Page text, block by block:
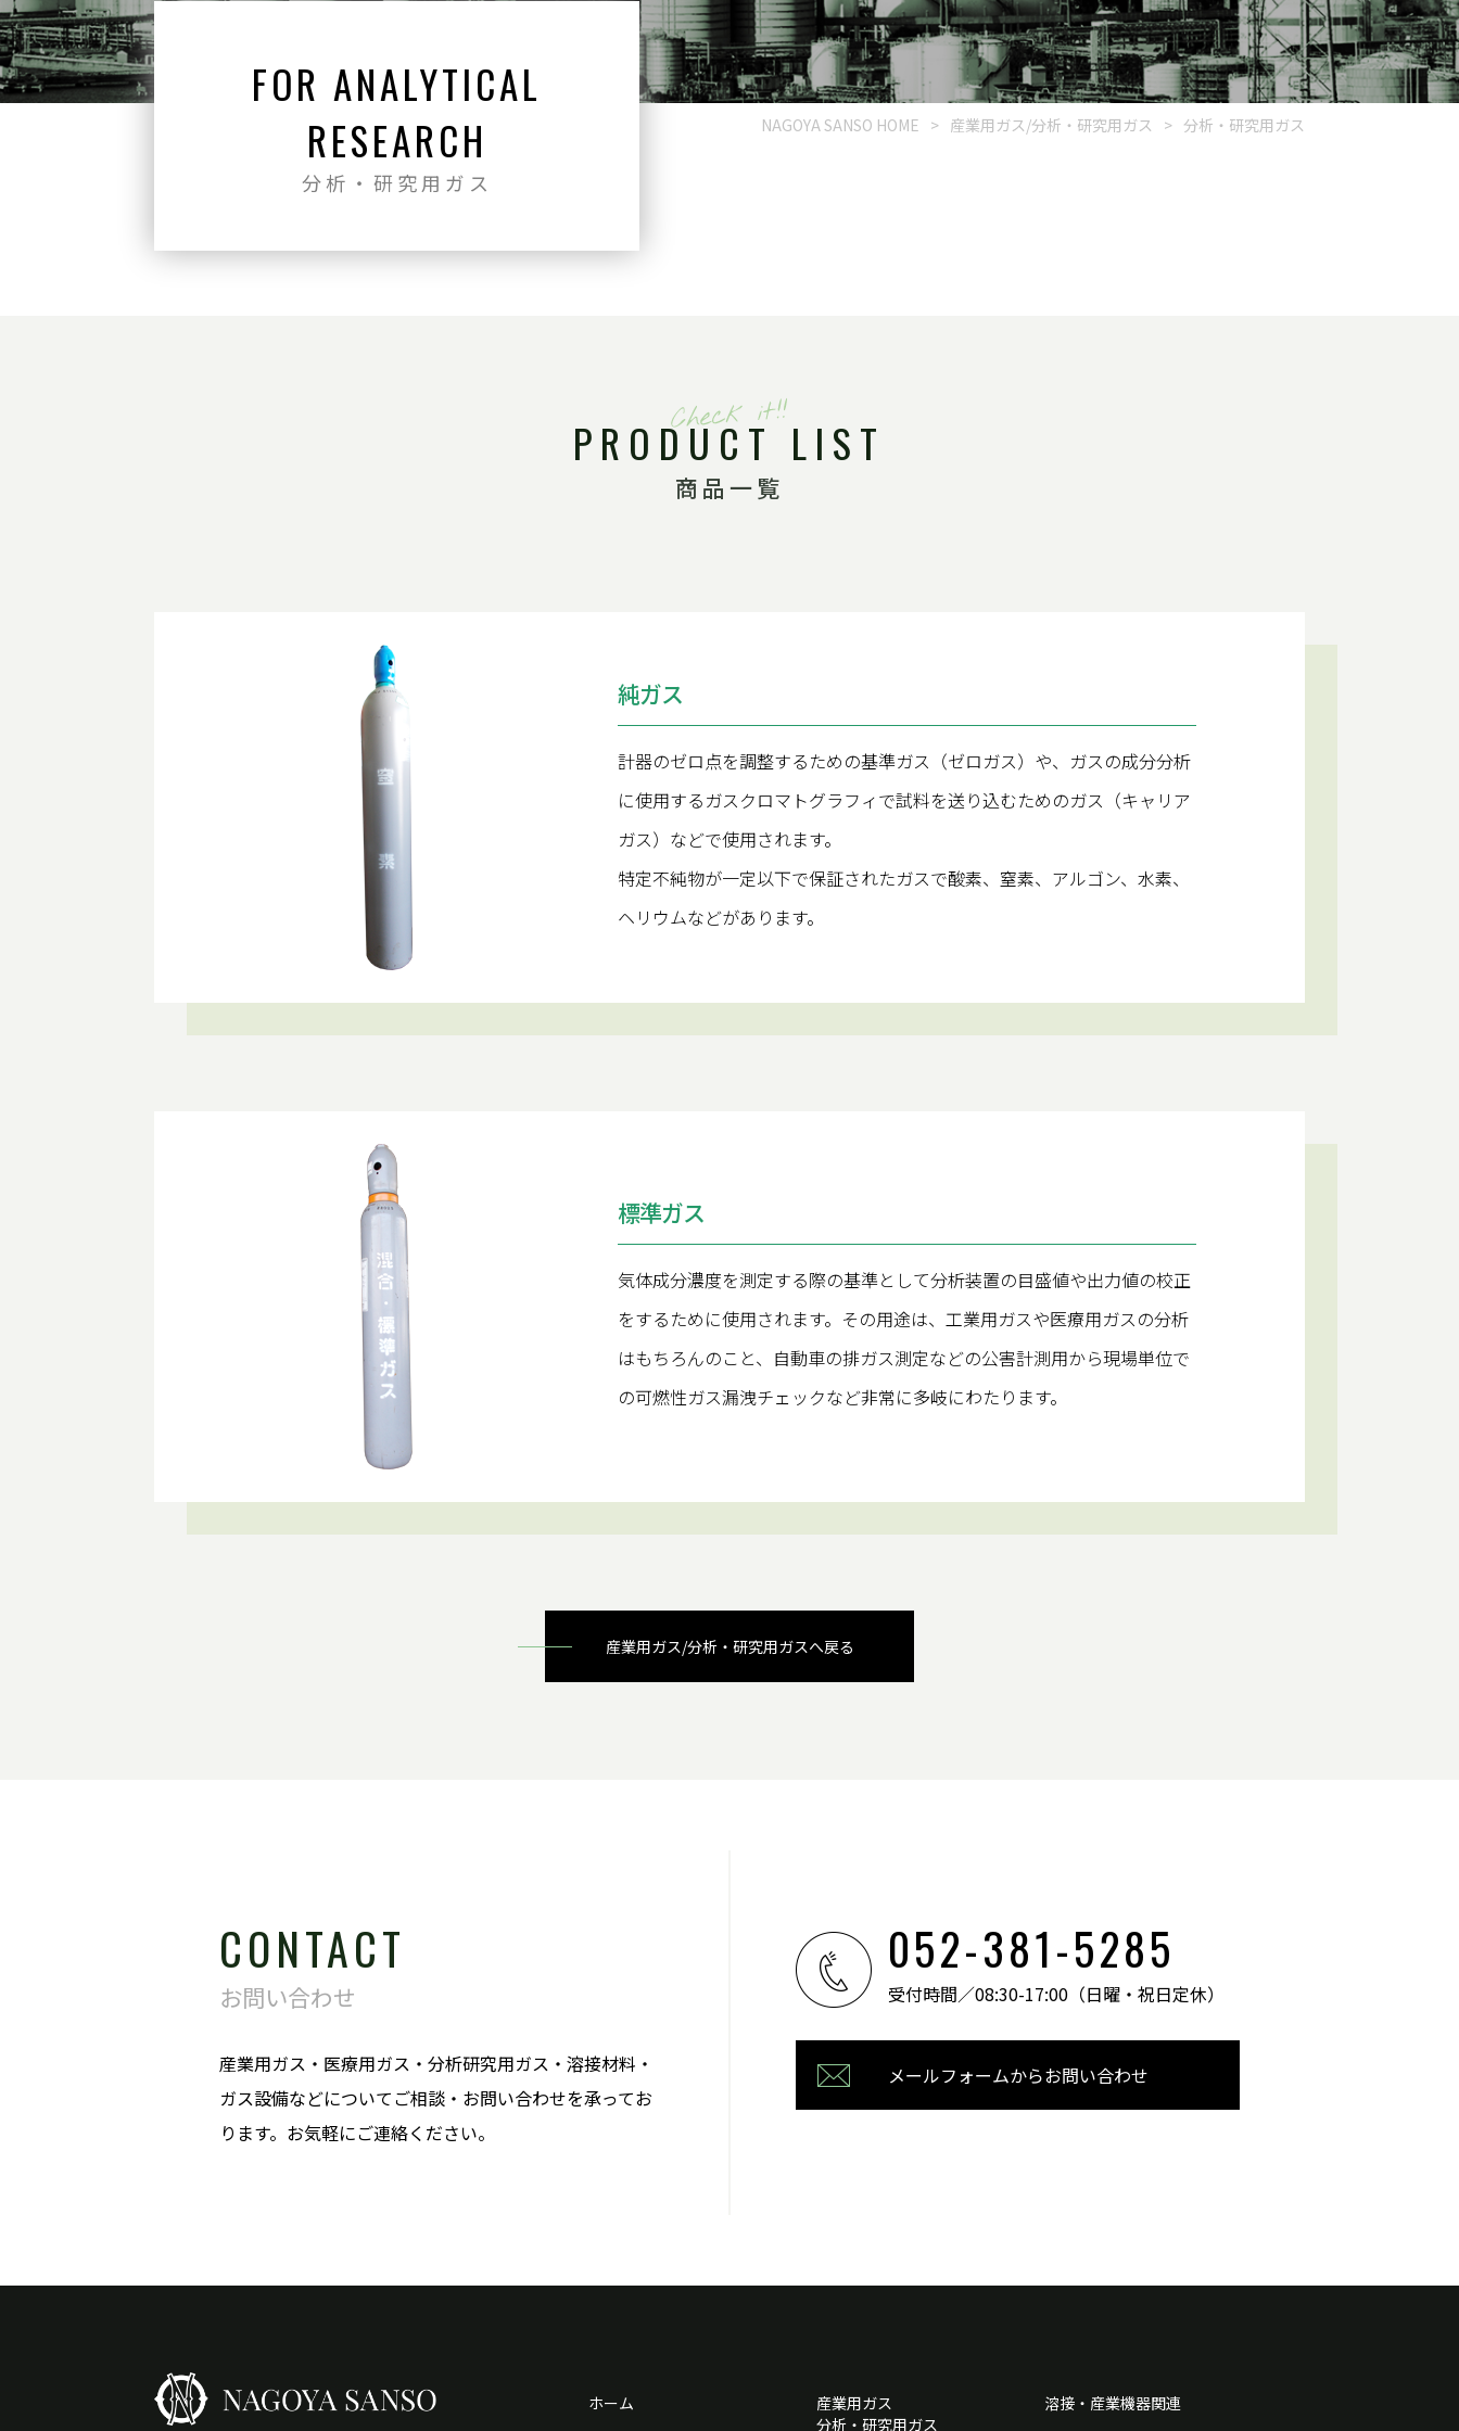
FOR ANALYTICAL
RESEARCH
分析・研究用ガス
NAGOYA SANSO HOME > 産業用ガス/分析・研究用ガス > 分析・研究用ガス
PRODUCT LIST
商品一覧
純ガス
計器のゼロ点を調整するための基準ガス（ゼロガス）や、ガスの成分分析
に使用するガスクロマトグラフィで試料を送り込むためのガス（キャリア
ガス）などで使用されます。
特定不純物が一定以下で保証されたガスで酸素、窒素、アルゴン、水素、
ヘリウムなどがあります。
標準ガス
気体成分濃度を測定する際の基準として分析装置の目盛値や出力値の校正
をするために使用されます。その用途は、工業用ガスや医療用ガスの分析
はもちろんのこと、自動車の排ガス測定などの公害計測用から現場単位で
の可燃性ガス漏洩チェックなど非常に多岐にわたります。
産業用ガス/分析・研究用ガスへ戻る
CONTACT
お問い合わせ
産業用ガス・医療用ガス・分析研究用ガス・溶接材料・
ガス設備などについてご相談・お問い合わせを承ってお
ります。お気軽にご連絡ください。
052-381-5285
受付時間／08:30-17:00 （日曜・祝日定休）
メールフォームからお問い合わせ
ホーム
産業用ガス
分析・研究用ガス
溶接・産業機器関連